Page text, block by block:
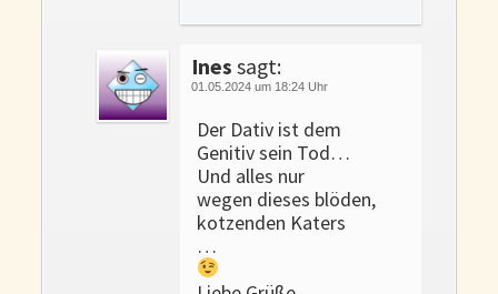
Ines sagt:
01.05.2024 um 18:24 Uhr
Der Dativ ist dem
Genitiv sein Tod…
Und alles nur
wegen dieses blöden,
kotzenden Katers
…